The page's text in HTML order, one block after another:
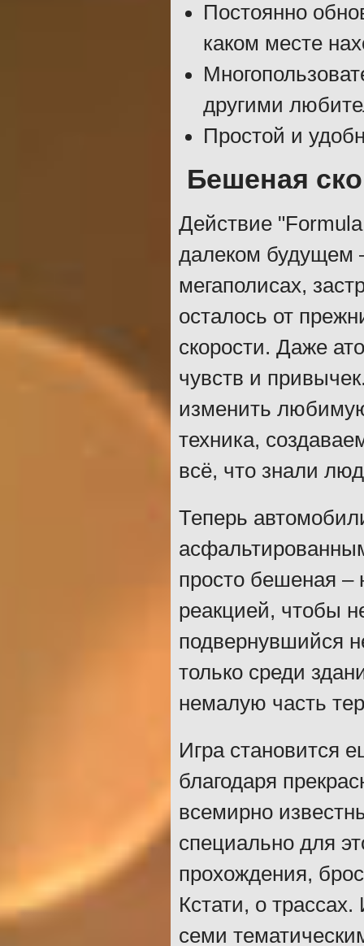
Постоянно
каком месте
другими
Простой и
Бешеная
Действие
далеком будущем
мегаполисах,
осталось от
скорости. Даже
чувств и
изменить
техника,
всё, что знали
Теперь
просто бешеная –
реакцией, чтобы
подвернувшийся
только среди
немалую часть
Игра становится
благодаря
всемирно
специально для
прохождения,
Кстати, о
семи